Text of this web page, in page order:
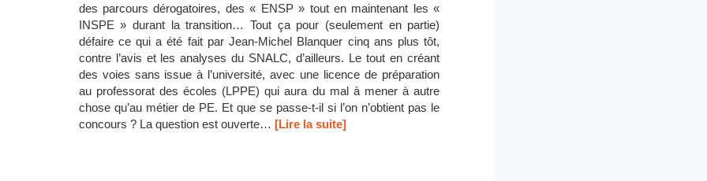
des parcours dérogatoires, des « ENSP » tout en maintenant les «
INSPE » durant la transition… Tout ça pour (seulement en partie)
défaire ce qui a été fait par Jean-Michel Blanquer cinq ans plus tôt,
contre l’avis et les analyses du SNALC, d’ailleurs. Le tout en créant
des voies sans issue à l’université, avec une licence de préparation
au professorat des écoles (LPPE) qui aura du mal à mener à autre
chose qu’au métier de PE. Et que se passe-t-il si l’on n’obtient pas le
concours ? La question est ouverte… [Lire la suite]